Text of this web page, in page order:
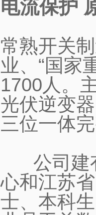
电流保护
常熟开关
业、“国家
1700人。
光伏逆变
三位一体
公司建
心和江苏
士、本科